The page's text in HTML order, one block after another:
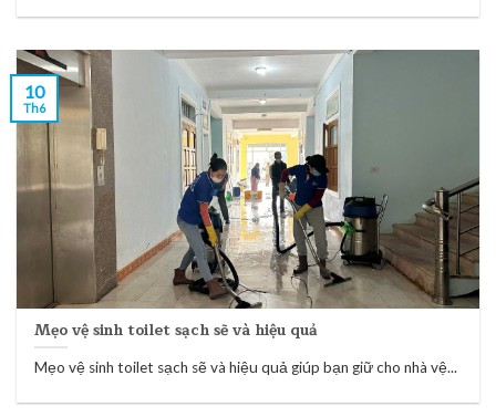
Mẹo vệ sinh toilet sạch sẽ và hiệu quả
Mẹo vệ sinh toilet sạch sẽ và hiệu quả giúp bạn giữ cho nhà vệ...
10
Th6